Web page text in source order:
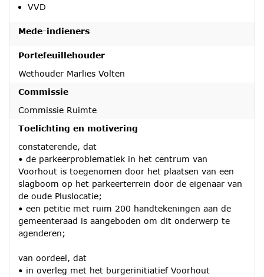
VVD
Mede-indieners
Portefeuillehouder
Wethouder Marlies Volten
Commissie
Commissie Ruimte
Toelichting en motivering
constaterende, dat
• de parkeerproblematiek in het centrum van
Voorhout is toegenomen door het plaatsen van een
slagboom op het parkeerterrein door de eigenaar van
de oude Pluslocatie;
• een petitie met ruim 200 handtekeningen aan de
gemeenteraad is aangeboden om dit onderwerp te
agenderen;
van oordeel, dat
• in overleg met het burgerinitiatief Voorhout